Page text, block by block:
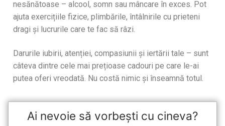
nesănătoase – alcool, somn sau mâncare în exces. Pot
ajuta exercițiile fizice, plimbările, întâlnirile cu prieteni
dragi și lucrurile care te fac să râzi.
Darurile iubirii, atenției, compasiunii și iertării tale – sunt
câteva dintre cele mai prețioase cadouri pe care le-ai
putea oferi vreodată. Nu costă nimic și înseamnă totul.
Ai nevoie să vorbești cu cineva?